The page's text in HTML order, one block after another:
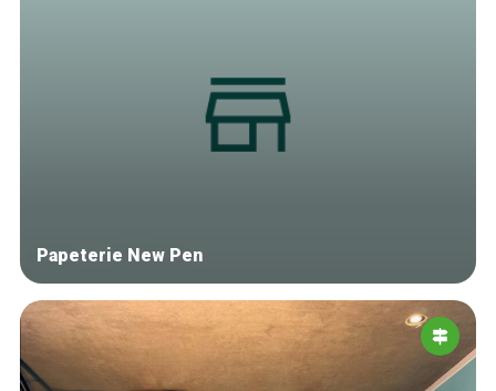
Papeterie New Pen